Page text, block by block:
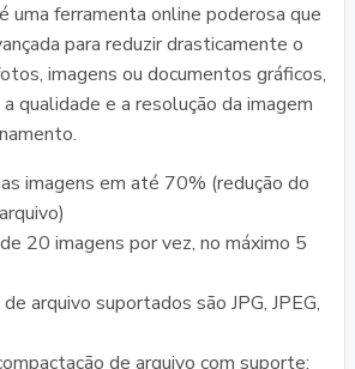
uma ferramenta online poderosa que
para reduzir drasticamente o
imagens ou documentos gráficos,
qualidade e a resolução da imagem
imagens em até 70% (redução do
20 imagens por vez, no máximo 5
arquivo suportados são JPG, JPEG,
de arquivo com suporte: